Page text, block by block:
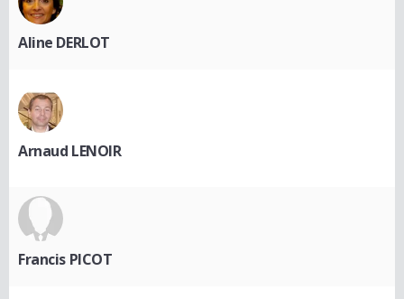
Aline DERLOT
Arnaud LENOIR
Francis PICOT